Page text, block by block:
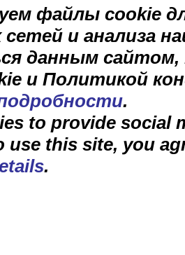
файлы cookie
и анализа
данным
и Политикой
.
to provide social
this site, you
.